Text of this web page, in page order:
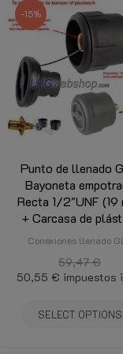
61 -
650mm
-15%
Punto de llenado
Bayoneta
Recta 1/2"UNF (19
+ Carcasa de
Conexiones llenado
59,47 €
50,55 € impuestos
SELECT OPTIONS